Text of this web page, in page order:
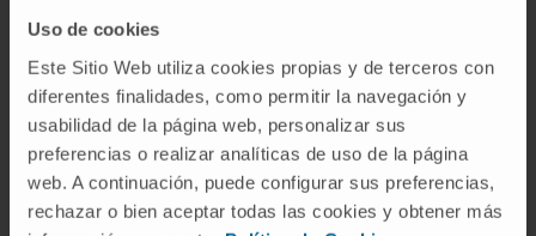
Uso de cookies
Este Sitio Web utiliza cookies propias y de terceros con
diferentes finalidades, como permitir la navegación y
usabilidad de la página web, personalizar sus
preferencias o realizar analíticas de uso de la página
web. A continuación, puede configurar sus preferencias,
rechazar o bien aceptar todas las cookies y obtener más
Actividad
En docencia
Docencia Práctica Asignatura troncal 3º